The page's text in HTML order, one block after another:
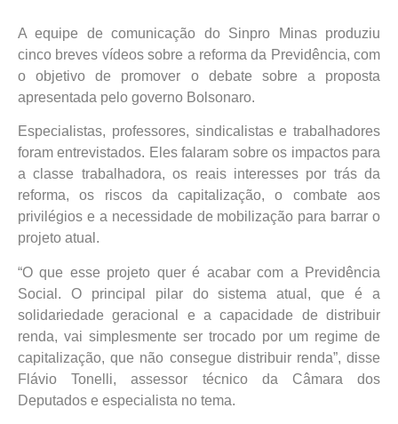
A equipe de comunicação do Sinpro Minas produziu
cinco breves vídeos sobre a reforma da Previdência, com
o objetivo de promover o debate sobre a proposta
apresentada pelo governo Bolsonaro.
Especialistas, professores, sindicalistas e trabalhadores
foram entrevistados. Eles falaram sobre os impactos para
a classe trabalhadora, os reais interesses por trás da
reforma, os riscos da capitalização, o combate aos
privilégios e a necessidade de mobilização para barrar o
projeto atual.
“O que esse projeto quer é acabar com a Previdência
Social. O principal pilar do sistema atual, que é a
solidariedade geracional e a capacidade de distribuir
renda, vai simplesmente ser trocado por um regime de
capitalização, que não consegue distribuir renda”, disse
Flávio Tonelli, assessor técnico da Câmara dos
Deputados e especialista no tema.